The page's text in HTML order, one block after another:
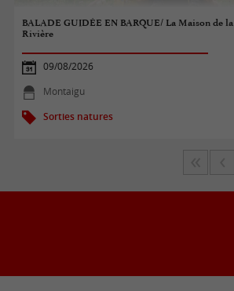
BALADE GUIDÉE EN BARQUE/ La Maison de la
Rivière
09/08/2026
Montaigu
Sorties natures